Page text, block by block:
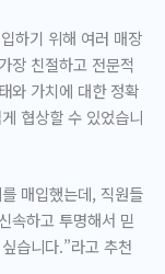
하기 위해 여러 매장
장 친절하고 전문적
와 가치에 대한 정확
협상할 수 있었습니
매입했는데, 직원들
속하고 투명해서 믿
습니다.”라고 추천